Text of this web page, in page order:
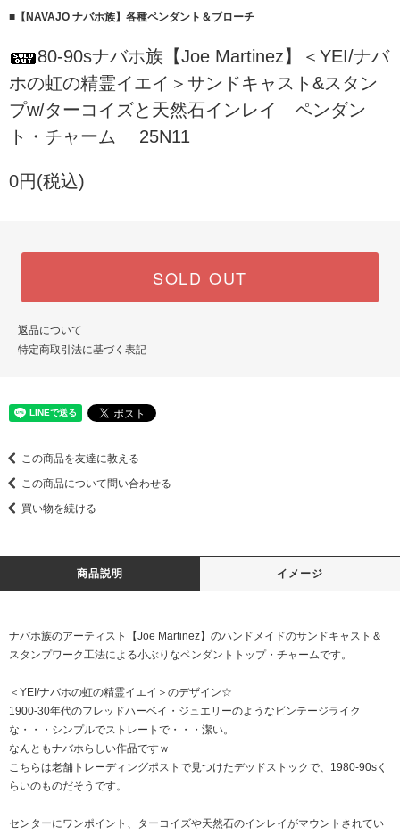
■【NAVAJO ナバホ族】各種ペンダント＆ブローチ
80-90sナバホ族【Joe Martinez】＜YEI/ナバ
ホの虹の精霊イエイ＞サンドキャスト&スタン
プw/ターコイズと天然石インレイ ペンダン
ト・チャーム 25N11
0円(税込)
SOLD OUT
返品について
特定商取引法に基づく表記
この商品を友達に教える
この商品について問い合わせる
買い物を続ける
商品説明 イメージ
ナバホ族のアーティスト【Joe Martinez】のハンドメイドのサンドキャスト＆
スタンプワーク工法による小ぶりなペンダントトップ・チャームです。
＜YEI/ナバホの虹の精霊イエイ＞のデザイン☆
1900-30年代のフレッドハーベイ・ジュエリーのようなビンテージライク
な・・・シンプルでストレートで・・・潔い。
なんともナバホらしい作品ですｗ
こちらは老舗トレーディングポストで見つけたデッドストックで、1980-90sく
らいのものだそうです。
センターにワンポイント、ターコイズや天然石のインレイがマウントされてい